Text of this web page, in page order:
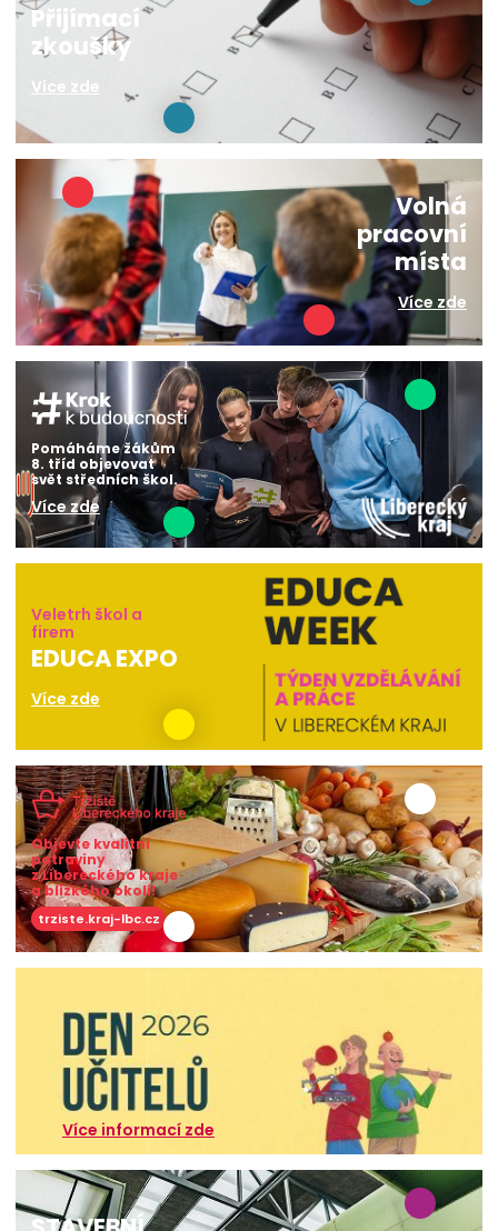
Přijímací
zkoušky
Více zde
Volná
pracovní
místa
Více zde
Pomáháme žákům
8. tříd objevovat
svět středních škol.
Více zde
Veletrh škol a
firem
EDUCA EXPO
Více zde
Objevte kvalitní
potraviny
z Libereckého kraje
a blízkého okolí!
trziste.kraj-lbc.cz
Více informací zde